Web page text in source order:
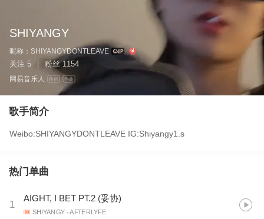
SHIYANGY
昵称： SHIYANGYDONTLEAVE
关注 5 粉丝 1154
网易音乐人 作词 作曲
歌手简介
Weibo:SHIYANGYDONTLEAVE IG:Shiyangy1.s
热门单曲
1
AIGHT, I BET PT.2 (妥协)
SHIYANGY - AFTERLYFE